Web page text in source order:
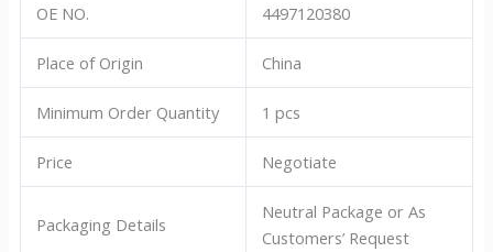
OE NO. 4497120380
Place of Origin China
Minimum Order Quantity 1 pcs
Price Negotiate
Packaging Details
Neutral Package or As
Customers’ Request